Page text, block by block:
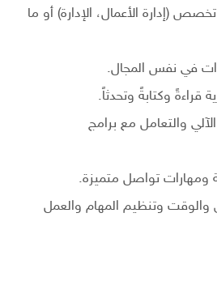
(إدارة الأعمال، الإدارة) أو ما
قراءةً وكتابةً وتحدثاً.
والتعامل مع برامج
تواصل متميزة.
والوقت وتنظيم المهام والعمل